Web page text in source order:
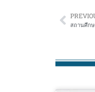
สถานศึกษ